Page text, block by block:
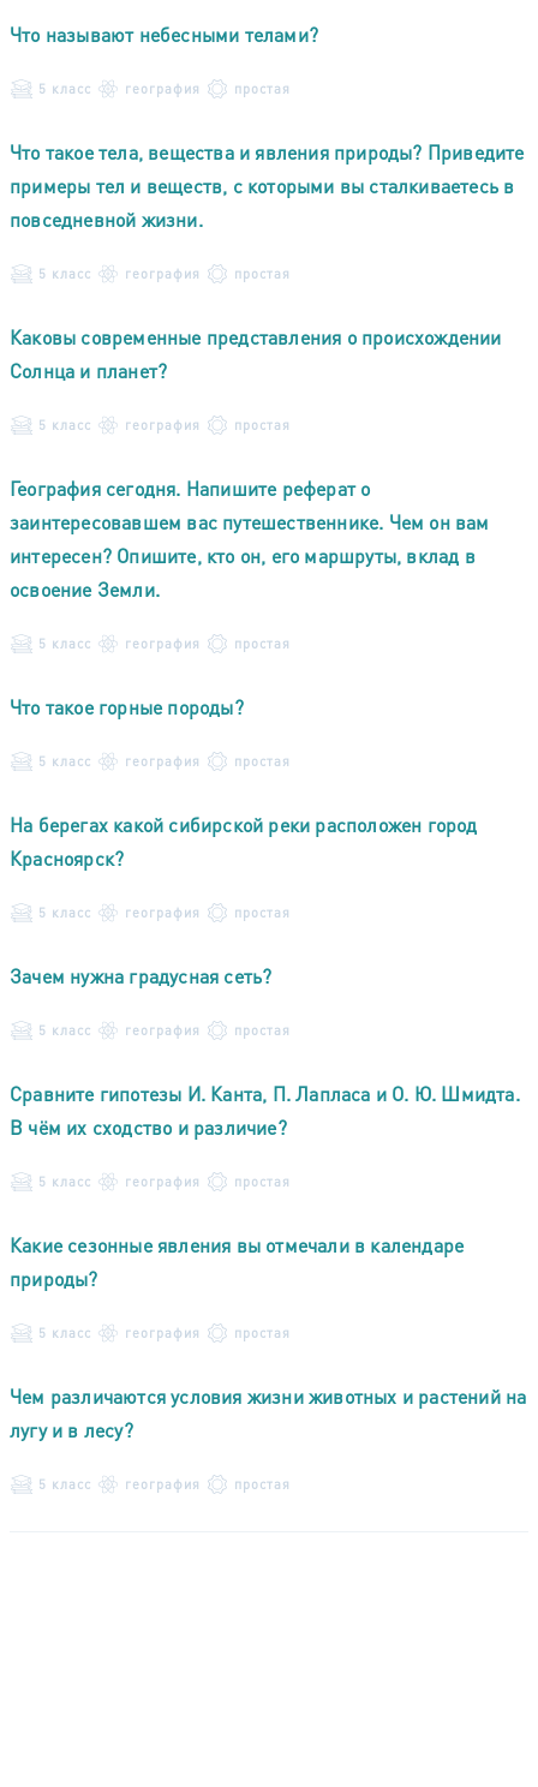
Что называют небесными телами?
5 класс география простая
Что такое тела, вещества и явления природы? Приведите
примеры тел и веществ, с которыми вы сталкиваетесь в
повседневной жизни.
5 класс география простая
Каковы современные представления о происхождении
Солнца и планет?
5 класс география простая
География сегодня. Напишите реферат о
заинтересовавшем вас путешественнике. Чем он вам
интересен? Опишите, кто он, его маршруты, вклад в
освоение Земли.
5 класс география простая
Что такое горные породы?
5 класс география простая
На берегах какой сибирской реки расположен город
Красноярск?
5 класс география простая
Зачем нужна градусная сеть?
5 класс география простая
Сравните гипотезы И. Канта, П. Лапласа и О. Ю. Шмидта.
В чём их сходство и различие?
5 класс география простая
Какие сезонные явления вы отмечали в календаре
природы?
5 класс география простая
Чем различаются условия жизни животных и растений на
лугу и в лесу?
5 класс география простая